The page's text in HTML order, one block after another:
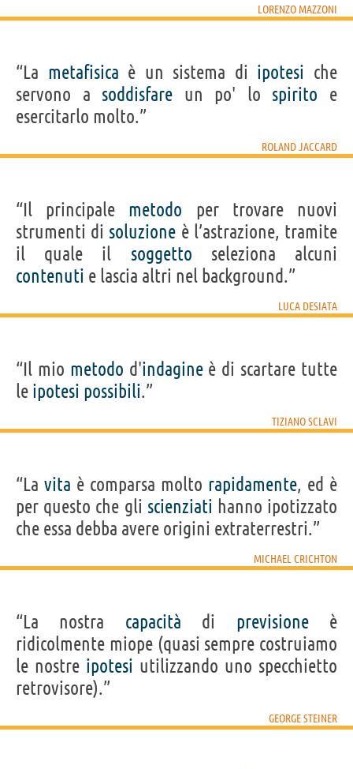
LORENZO MAZZONI
“La metafisica è un sistema di ipotesi che
servono a soddisfare un po' lo spirito e
esercitarlo molto.”
ROLAND JACCARD
“Il principale metodo per trovare nuovi
strumenti di soluzione è l’astrazione, tramite
il quale il soggetto seleziona alcuni
contenuti e lascia altri nel background.”
LUCA DESIATA
“Il mio metodo d'indagineè di scartare tutte
le ipotesi possibili.”
TIZIANO SCLAVI
“La vita è comparsa molto rapidamente, ed è
per questo che gli scienziati hanno ipotizzato
che essa debba avere origini extraterrestri.”
MICHAEL CRICHTON
“La nostra capacità di previsioneè
ridicolmente miope (quasi sempre costruiamo
le nostre ipotesi utilizzando uno specchietto
retrovisore).”
GEORGE STEINER